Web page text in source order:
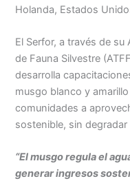
Holanda, Estados
El Serfor, a través de
de Fauna Silvestre
desarrolla
musgo blanco y
comunidades a
sostenible, sin
“El musgo regula el
generar ingresos